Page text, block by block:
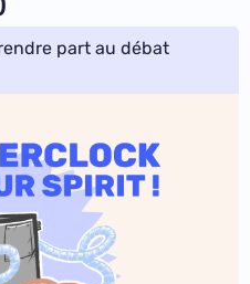
part au débat